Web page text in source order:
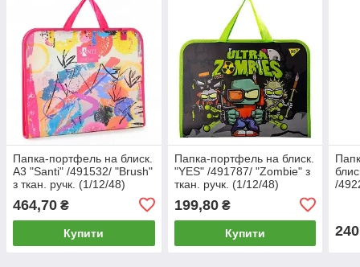
Папка-портфель на блиск.
А3 "Santi" /491532/ "Brush"
з ткан. ручк. (1/12/48)
464,70 ₴
Купити
Папка-портфель на блиск.
"YES" /491787/ "Zombie" з
ткан. ручк. (1/12/48)
199,80₴
Купити
/